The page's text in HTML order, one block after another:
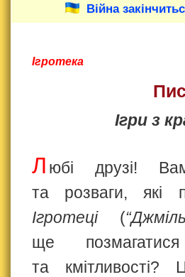
Війна
Ігротека
Ігри з
Л юбі друзі!
та розваги, які
Ігротеці(
ще
та кмітливості?